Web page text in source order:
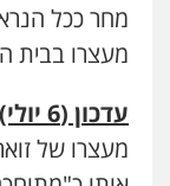
מחר ככל
מעצרו בבית
עדכון (6 יולי)
מעצרו של